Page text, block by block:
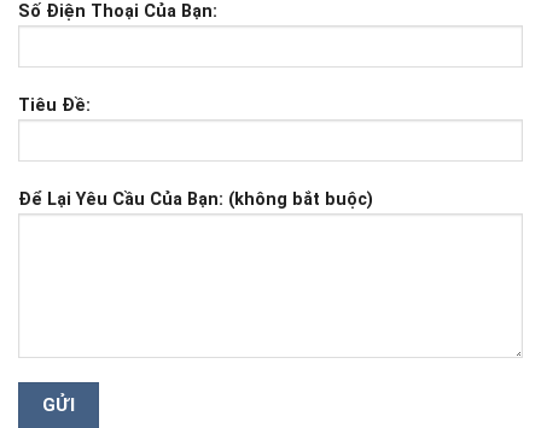
Số Điện Thoại Của Bạn:
Tiêu Đề:
Để Lại Yêu Cầu Của Bạn: (không bắt buộc)